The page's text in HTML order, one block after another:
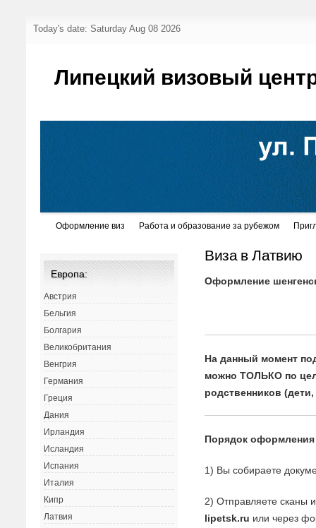
Today's date: Saturday Aug 08 2026
Липецкий визовый
Оформление виз Работа и образование за рубежом
Виза в Латвию
Оформление
На данный момент
можно ТОЛЬКО по
родственников
Порядок
1) Вы собираете
2) Отправляете сканы
lipetsk.ru или через
Европа:
Австрия
Бельгия
Болгария
Великобритания
Венгрия
Германия
Греция
Дания
Ирландия
Исландия
Испания
Италия
Кипр
Латвия